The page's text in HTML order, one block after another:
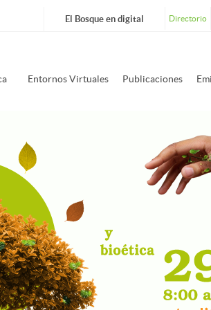
Directorio
El Bosque en digital
Entornos Virtuales Publicaciones